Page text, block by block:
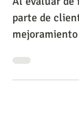
Marketing
Servicio
Al evaluar de
parte de